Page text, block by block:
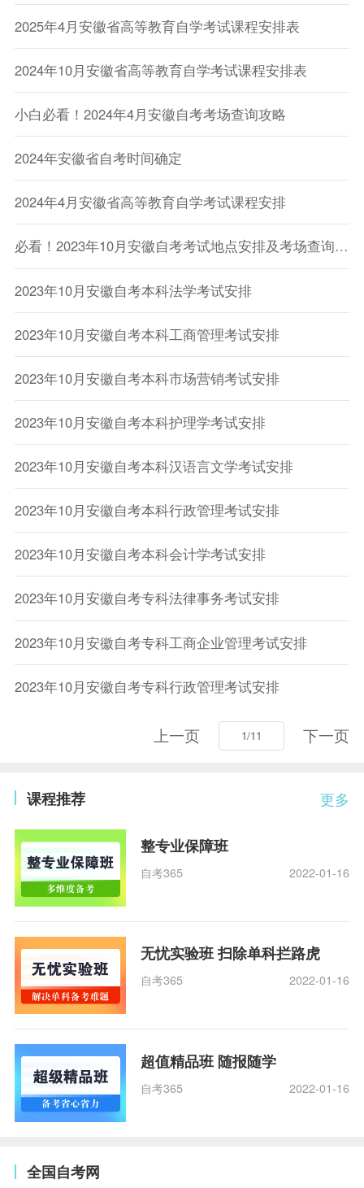
2025年4月安徽省高等教育自学考试课程安排表
2024年10月安徽省高等教育自学考试课程安排表
小白必看！2024年4月安徽自考考场查询攻略
2024年安徽省自考时间确定
2024年4月安徽省高等教育自学考试课程安排
必看！2023年10月安徽自考考试地点安排及考场查询指南！
2023年10月安徽自考本科法学考试安排
2023年10月安徽自考本科工商管理考试安排
2023年10月安徽自考本科市场营销考试安排
2023年10月安徽自考本科护理学考试安排
2023年10月安徽自考本科汉语言文学考试安排
2023年10月安徽自考本科行政管理考试安排
2023年10月安徽自考本科会计学考试安排
2023年10月安徽自考专科法律事务考试安排
2023年10月安徽自考专科工商企业管理考试安排
2023年10月安徽自考专科行政管理考试安排
上一页 下一页
更多
课程推荐
整专业保障班
自考365 2022-01-16
无忧实验班 扫除单科拦路虎
自考365 2022-01-16
超值精品班 随报随学
自考365 2022-01-16
全国自考网